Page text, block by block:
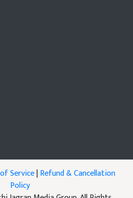
Service|Refund & Cancellation
Policy